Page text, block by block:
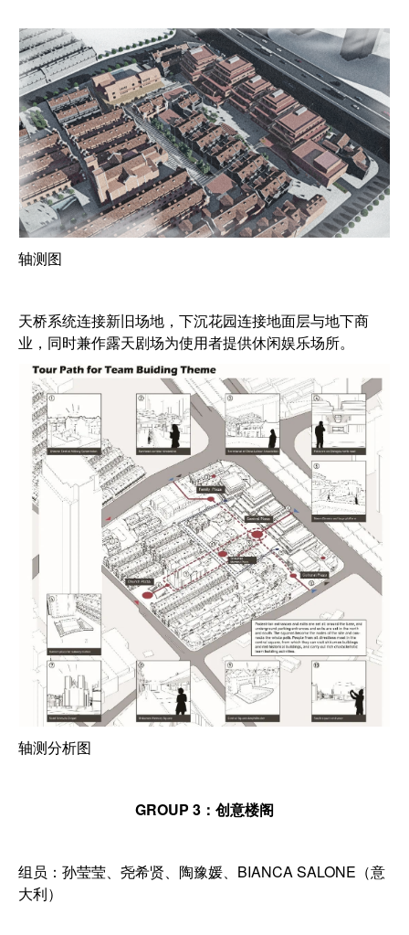
轴测图
天桥系统连接新旧场地，下沉花园连接地面层与地下商
业，同时兼作露天剧场为使用者提供休闲娱乐场所。
轴测分析图
GROUP 3：创意楼阁
组员：孙莹莹、尧希贤、陶豫媛、BIANCA SALONE（意
大利）